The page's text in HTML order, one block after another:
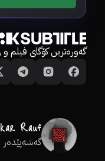
گەورەترین کۆگای فیلم
گەشەپێدەر